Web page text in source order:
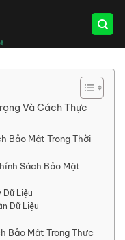
Và Cách Thực
Bảo Mật Trong Thời
Sách Bảo Mật
Dữ Liệu
Dữ Liệu
Bảo Mật Trong Thực